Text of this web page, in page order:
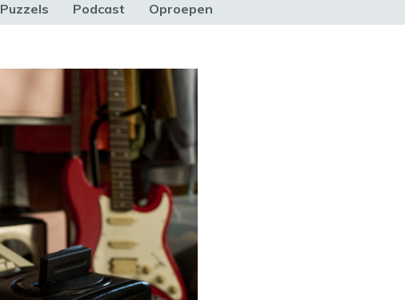
Puzzels Podcast Oproepen